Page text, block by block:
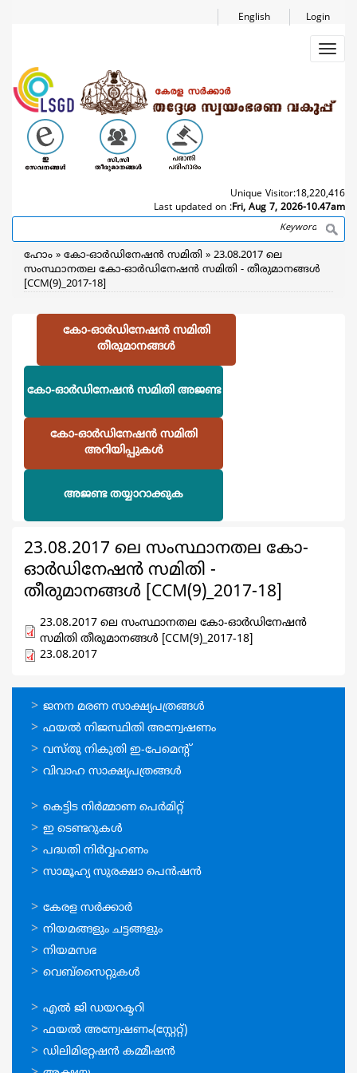
Login
English
Unique Visitor:18,220,416
Last updated on :Fri, Aug 7, 2026-10.47am
Search
Breadcrumb
ഹോം കോ-ഓര്‍ഡിനേഷന്‍ സമിതി
23.08.2017 ലെ
സംസ്ഥാനതല കോ-ഓര്‍ഡിനേഷന്‍ സമിതി - തീരുമാനങ്ങള്‍
[CCM(9)_2017-18]
കോ-ഓര്‍ഡിനേഷന്‍ സമിതി
തീരുമാനങ്ങള്‍
കോ-ഓര്‍ഡിനേഷന്‍ സമിതി അജണ്ട
കോ-ഓര്‍ഡിനേഷന്‍ സമിതി
അറിയിപ്പുകള്‍
അജണ്ട തയ്യാറാക്കുക
23.08.2017 ലെ സംസ്ഥാനതല കോ-
ഓര്‍ഡിനേഷന്‍ സമിതി -
തീരുമാനങ്ങള്‍ [CCM(9)_2017-18]
23.08.2017 ലെ സംസ്ഥാനതല കോ-ഓര്‍ഡിനേഷന്‍
സമിതി തീരുമാനങ്ങള്‍ [CCM(9)_2017-18]
23.08.2017
ഓണ്‍ലൈന്‍
സേവനങ്ങള്‍
ജനന മരണ സാക്ഷ്യപത്രങ്ങള്‍
ഫയല്‍ നിജസ്ഥിതി അന്വേഷണം
വസ്തു നികുതി ഇ-പേമെന്റ്
വിവാഹ സാക്ഷ്യപത്രങ്ങള്‍
ഓണ്‍ലൈന്‍
സേവനങ്ങള്‍
കെട്ടിട നിര്‍മ്മാണ പെര്‍മിറ്റ്‌
ഇ ടെണ്ടറുകള്‍
പദ്ധതി നിര്‍വ്വഹണം
സാമൂഹ്യ സുരക്ഷാ പെന്‍ഷന്‍
ഉപയോഗപ്രദമായ
കണ്ണികള്‍
കേരള സര്‍ക്കാര്‍
നിയമങ്ങളും ചട്ടങ്ങളും
നിയമസഭ
വെബ്സൈറ്റുകള്‍
ഉപയോഗപ്രദമായ
കണ്ണികള്‍
എല്‍ ജി ഡയറക്ടറി
ഫയല്‍ അന്വേഷണം(സ്റ്റേറ്റ്)
ഡിലിമിറ്റേഷന്‍ കമ്മീഷന്‍